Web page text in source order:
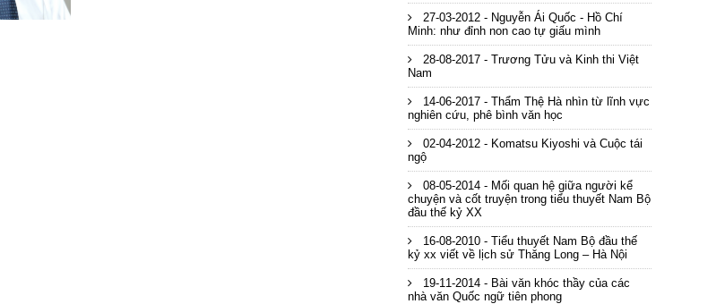
27-03-2012 - Nguyễn Ái Quốc - Hồ Chí
Minh: như đỉnh non cao tự giấu mình
28-08-2017 - Trương Tửu và Kinh thi Việt
Nam
14-06-2017 - Thẩm Thệ Hà nhìn từ lĩnh vực
nghiên cứu, phê bình văn học
02-04-2012 - Komatsu Kiyoshi và Cuộc tái
ngộ
08-05-2014 - Mối quan hệ giữa người kể
chuyện và cốt truyện trong tiểu thuyết Nam Bộ
đầu thế kỷ XX
16-08-2010 - Tiểu thuyết Nam Bộ đầu thế
kỷ xx viết về lịch sử Thăng Long – Hà Nội
19-11-2014 - Bài văn khóc thầy của các
nhà văn Quốc ngữ tiên phong